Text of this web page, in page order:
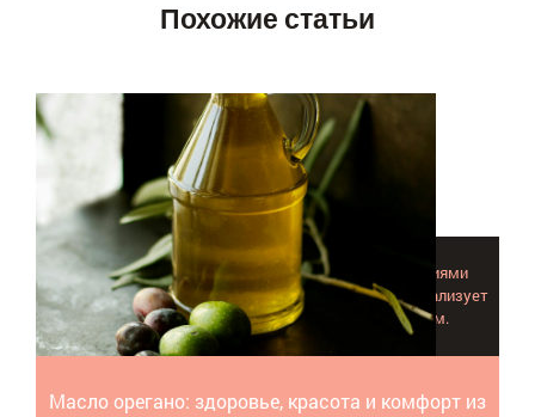
Похожие статьи
Масло орегано: здоровье, красота и комфорт из
Масло орегано или душицы справляется с инфекциями
дыхательных путей, кожными заболеваниями, нормализует
массу тела, возвращает шелковистость волосам.